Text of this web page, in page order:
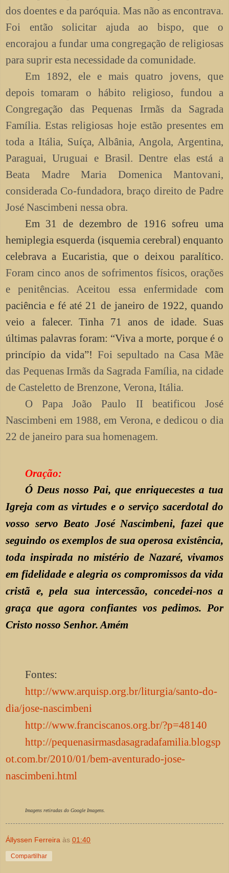
dos doentes e da paróquia. Mas não as encontrava.
Foi então solicitar ajuda ao bispo, que o
encorajou a fundar uma congregação de religiosas
para suprir esta necessidade da comunidade.
Em 1892, ele e mais quatro jovens, que
depois tomaram o hábito religioso, fundou a
Congregação das Pequenas Irmãs da Sagrada
Família. Estas religiosas hoje estão presentes em
toda a Itália, Suíça, Albânia, Angola, Argentina,
Paraguai, Uruguai e Brasil.Dentre elas está a
Beata Madre Maria Domenica Mantovani,
considerada Co-fundadora, braço direito de Padre
José Nascimbeni nessa obra.
Em 31 de dezembrode 1916 sofreu uma
hemiplegia esquerda (isquemia cerebral) enquanto
celebrava a Eucaristia, que o deixou paralítico.
Foram cinco anos de sofrimentos físicos, orações
e penitências. Aceitou essa enfermidade com
paciência e fé até 21 de janeiro de 1922, quando
veio a falecer. Tinha 71 anos de idade. Suas
últimas palavras foram: “Viva a morte, porque é o
princípio da vida”! Foi sepultado na Casa Mãe
das Pequenas Irmãs da Sagrada Família, na cidade
de Casteletto de Brenzone, Verona, Itália.
O Papa João Paulo II beatificou José
Nascimbeni em 1988, em Verona, e dedicou o dia
22 de janeiro para sua homenagem.
Oração:
Ó Deus nosso Pai, que enriquecestes a tua
Igreja com as virtudes e o serviço sacerdotal do
vosso servo Beato José Nascimbeni, fazei que
seguindo os exemplos de sua operosa existência,
toda inspirada no mistério de Nazaré, vivamos
em fidelidade e alegria os compromissos da vida
cristã e, pela sua intercessão, concedei-nos a
graça que agora confiantes vos pedimos. Por
Cristo nosso Senhor. Amém
Fontes:
http://www.arquisp.org.br/liturgia/santo-do-
dia/jose-nascimbeni
http://www.franciscanos.org.br/?p=48140
http://pequenasirmasdasagradafamilia.blogsp
ot.com.br/2010/01/bem-aventurado-jose-
nascimbeni.html
Imagens retiradas do Google Imagens.
Állyssen Ferreira às 01:40
Compartilhar